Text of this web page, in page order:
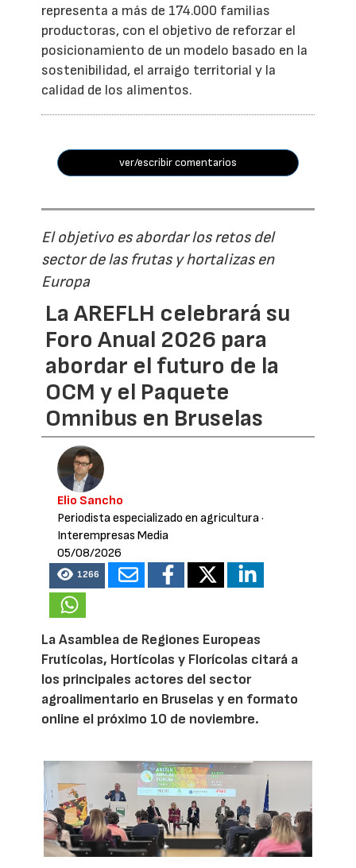
representa a más de 174.000 familias
productoras, con el objetivo de reforzar el
posicionamiento de un modelo basado en la
sostenibilidad, el arraigo territorial y la
calidad de los alimentos.
ver/escribir comentarios
El objetivo es abordar los retos del
sector de las frutas y hortalizas en
Europa
La AREFLH celebrará su
Foro Anual 2026 para
abordar el futuro de la
OCM y el Paquete
Omnibus en Bruselas
Elio Sancho
Periodista especializado en agricultura·
Interempresas Media
05/08/2026
1266
La Asamblea de Regiones Europeas
Frutícolas, Hortícolas y Florícolas citará a
los principales actores del sector
agroalimentario en Bruselas y en formato
online el próximo 10 de noviembre.